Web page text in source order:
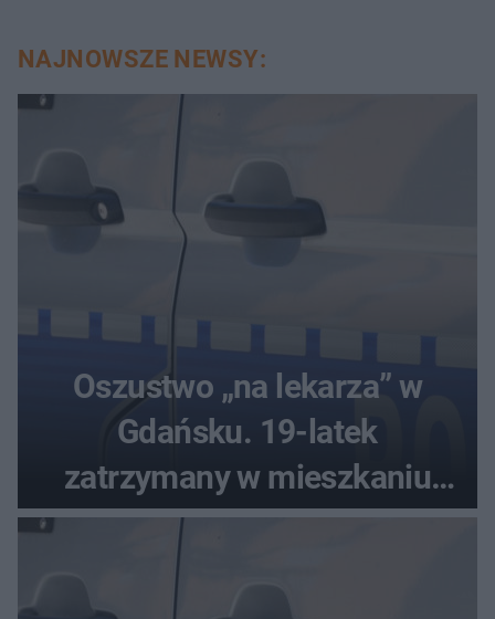
NAJNOWSZE NEWSY:
Oszustwo „na lekarza” w
Gdańsku. 19-latek
zatrzymany w mieszkaniu
seniora